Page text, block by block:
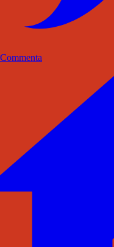
Commenta